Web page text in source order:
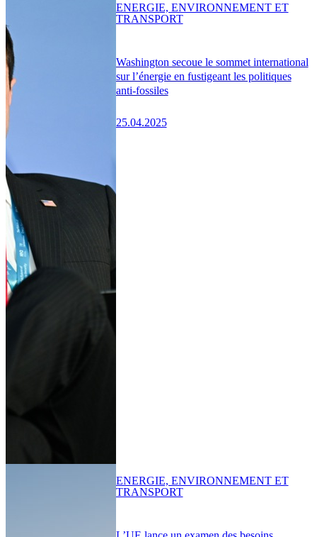
Washington secoue le sommet international
sur l’énergie en fustigeant les politiques
anti-fossiles
25.04.2025
ENERGIE, ENVIRONNEMENT ET
TRANSPORT
ENERGIE, ENVIRONNEMENT ET
TRANSPORT